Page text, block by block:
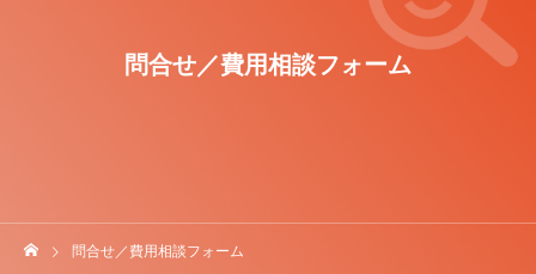
問合せ／費用相談フォーム
問合せ／費用相談フォーム